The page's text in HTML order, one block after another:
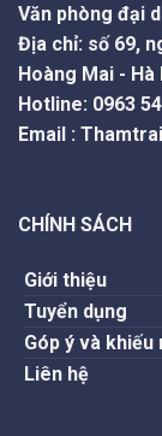
Văn phòng đại
Địa chỉ: số 69,
Hoàng Mai - Hà
Hotline: 0963
Email :
CHÍNH SÁCH
Giới thiệu
Tuyển dụng
Góp ý và khiếu
Liên hệ